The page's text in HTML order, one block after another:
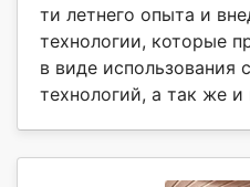
ти летнего опыта и
технологии, которые
в виде использования
технологий, а так же и